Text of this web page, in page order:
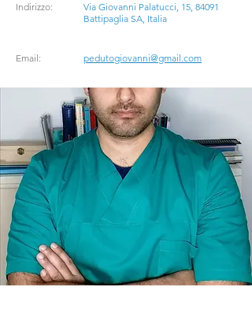
Indirizzo:
Via Giovanni Palatucci, 15, 84091
Battipaglia SA, Italia
Email: pedutogiovanni@gmail.com